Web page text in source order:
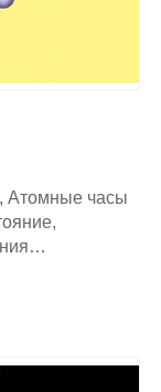
Атомные часы